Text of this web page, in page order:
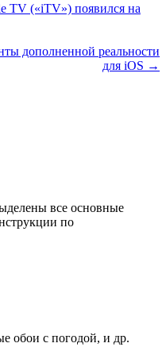
TV («iTV») появился на
дополненной реальности
для iOS →
все основные
по
обои с погодой, и др.